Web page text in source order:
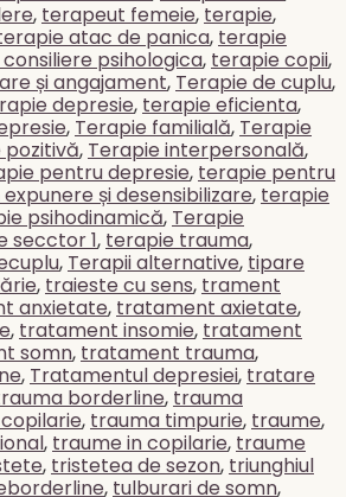
, terapeut femeie, terapie,
atac de panica, terapie
psihologica, terapie copii,
și angajament, Terapie de cuplu,
depresie, terapie eficienta,
, Terapie familială, Terapie
pozitivă, Terapie interpersonală,
pentru depresie, terapie pentru
și desensibilizare, terapie
psihodinamică, Terapie
secctor 1, terapie trauma,
, Terapii alternative, tipare
, traieste cu sens, trament
anxietate, tratament axietate,
, tratament insomie, tratament
somn, tratament trauma,
, Tratamentul depresiei, tratare
borderline, trauma
, trauma timpurie, traume,
, traume in copilarie, traume
, tristetea de sezon, triunghiul
, tulburari de somn,